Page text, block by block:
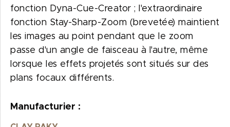
fonction Dyna-Cue-Creator ; l'extraordinaire
fonction Stay-Sharp-Zoom (brevetée) maintient
les images au point pendant que le zoom
passe d'un angle de faisceau à l'autre, même
lorsque les effets projetés sont situés sur des
plans focaux différents.
Manufacturier :